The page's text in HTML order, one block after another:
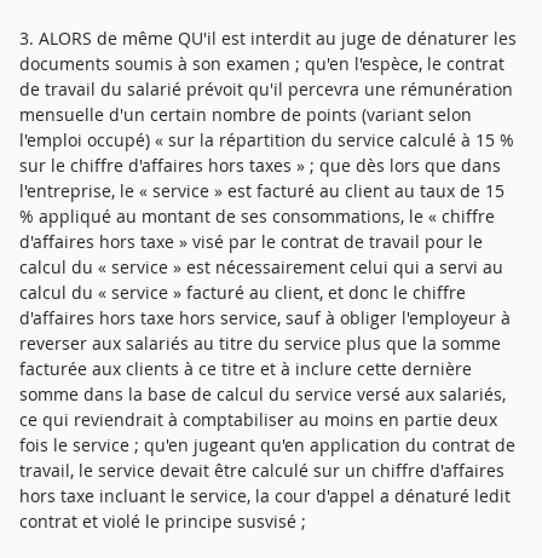
3. ALORS de même QU'il est interdit au juge de dénaturer les
documents soumis à son examen ; qu'en l'espèce, le contrat
de travail du salarié prévoit qu'il percevra une rémunération
mensuelle d'un certain nombre de points (variant selon
l'emploi occupé) « sur la répartition du service calculé à 15 %
sur le chiffre d'affaires hors taxes » ; que dès lors que dans
l'entreprise, le « service » est facturé au client au taux de 15
% appliqué au montant de ses consommations, le « chiffre
d'affaires hors taxe » visé par le contrat de travail pour le
calcul du « service » est nécessairement celui qui a servi au
calcul du « service » facturé au client, et donc le chiffre
d'affaires hors taxe hors service, sauf à obliger l'employeur à
reverser aux salariés au titre du service plus que la somme
facturée aux clients à ce titre et à inclure cette dernière
somme dans la base de calcul du service versé aux salariés,
ce qui reviendrait à comptabiliser au moins en partie deux
fois le service ; qu'en jugeant qu'en application du contrat de
travail, le service devait être calculé sur un chiffre d'affaires
hors taxe incluant le service, la cour d'appel a dénaturé ledit
contrat et violé le principe susvisé ;